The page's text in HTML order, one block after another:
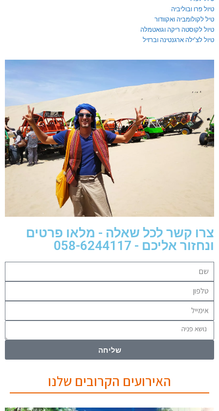
טיול פרו ובוליביה
טיל לקולומביה ואקוודור
טיול לקוסטה ריקה וגואטמלה
טיול לצ'ילה ארגנטינה וברזיל
צרו קשר לכל שאלה - מלאו פרטים
ונחזור אליכם - 058-6244117
שליחה
האירועים הקרובים שלנו